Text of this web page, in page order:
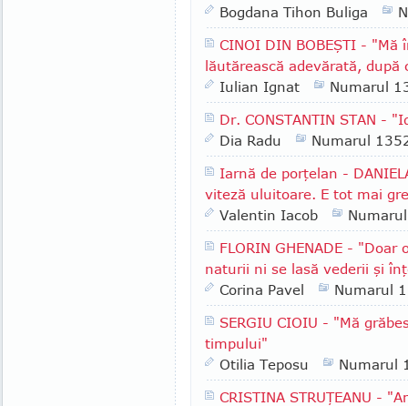
Bogdana Tihon Buliga
CINOI DIN BOBEŞTI -
lăutărească adevărată,
Iulian Ignat
Numarul
Dr. CONSTANTIN STAN -
Dia Radu
Numarul
Iarnă de porţelan -
viteză uluitoare. E tot mai
Valentin Iacob
FLORIN GHENADE -
naturii ni se lasă vederii şi
Corina Pavel
Numarul
SERGIU CIOIU - "Mă
timpului"
Otilia Teposu
Numarul
CRISTINA STRUŢEANU -